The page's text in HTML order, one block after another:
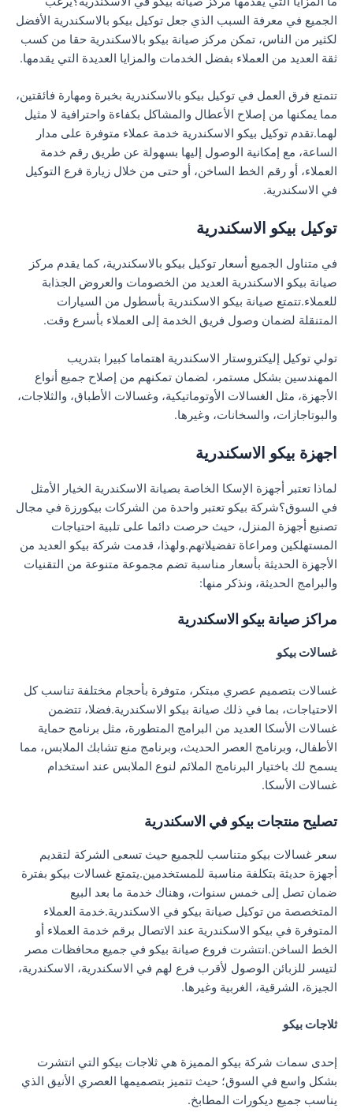
الجميع في معرفة السبب الذي جعل توكيل بيكو بالاسكندرية الأفضل
لكثير من الناس، تمكن مركز صيانة بيكو بالاسكندرية حقا من كسب
ثقة العديد من العملاء بفضل الخدمات والمزايا العديدة التي يقدمها.
تتمتع فرق العمل في توكيل بيكو بالاسكندرية بخبرة ومهارة فائقتين،
مما يمكنها من إصلاح الأعطال والمشاكل بكفاءة واحترافية لا مثيل
لهما.تقدم توكيل بيكو الاسكندرية خدمة عملاء متوفرة على مدار
الساعة، مع إمكانية الوصول إليها بسهولة عن طريق رقم خدمة
العملاء، أو رقم الخط الساخن، أو حتى من خلال زيارة فرع التوكيل
في الاسكندرية.
توكيل بيكو الاسكندرية
في متناول الجميع أسعار توكيل بيكو بالاسكندرية، كما يقدم مركز
صيانة بيكو الاسكندرية العديد من الخصومات والعروض الجذابة
للعملاء.تتمتع صيانة بيكو الاسكندرية بأسطول من السيارات
المتنقلة لضمان وصول فريق الخدمة إلى العملاء بأسرع وقت.
تولي توكيل إليكتروستار الاسكندرية اهتماما كبيرا بتدريب
المهندسين بشكل مستمر، لضمان تمكنهم من إصلاح جميع أنواع
الأجهزة، مثل الغسالات الأوتوماتيكية، وغسالات الأطباق، والثلاجات،
والبوتاجازات، والسخانات، وغيرها.
اجهزة بيكو الاسكندرية
لماذا تعتبر أجهزة الإسكا الخاصة بصيانة الاسكندرية الخيار الأمثل
في السوق؟شركة بيكو تعتبر واحدة من الشركات بيكورزة في مجال
تصنيع أجهزة المنزل، حيث حرصت دائما على تلبية احتياجات
المستهلكين ومراعاة تفضيلاتهم.ولهذا، قدمت شركة بيكو العديد من
الأجهزة الحديثة بأسعار مناسبة تضم مجموعة متنوعة من التقنيات
والبرامج الحديثة، ونذكر منها:
مراكز صيانة بيكو الاسكندرية
غسالات بيكو
غسالات بتصميم عصري مبتكر، متوفرة بأحجام مختلفة تناسب كل
الاحتياجات، بما في ذلك صيانة بيكو الاسكندرية.فضلا، تتضمن
غسالات الأسكا العديد من البرامج المتطورة، مثل برنامج حماية
الأطفال، وبرنامج العصر الحديث، وبرنامج منع تشابك الملابس، مما
يسمح لك باختيار البرنامج الملائم لنوع الملابس عند استخدام
غسالات الأسكا.
تصليح منتجات بيكو في الاسكندرية
سعر غسالات بيكو متناسب للجميع حيث تسعى الشركة لتقديم
أجهزة حديثة بتكلفة مناسبة للمستخدمين.يتمتع غسالات بيكو بفترة
ضمان تصل إلى خمس سنوات، وهناك خدمة ما بعد البيع
المتخصصة من توكيل صيانة بيكو في الاسكندرية.خدمة العملاء
المتوفرة في بيكو الاسكندرية عند الاتصال برقم خدمة العملاء أو
الخط الساخن.انتشرت فروع صيانة بيكو في جميع محافظات مصر
لتيسر للزبائن الوصول لأقرب فرع لهم في الاسكندرية، الاسكندرية،
الجيزة، الشرقية، الغربية وغيرها.
ثلاجات بيكو
إحدى سمات شركة بيكو المميزة هي ثلاجات بيكو التي انتشرت
بشكل واسع في السوق؛ حيث تتميز بتصميمها العصري الأنيق الذي
يناسب جميع ديكورات المطابخ.